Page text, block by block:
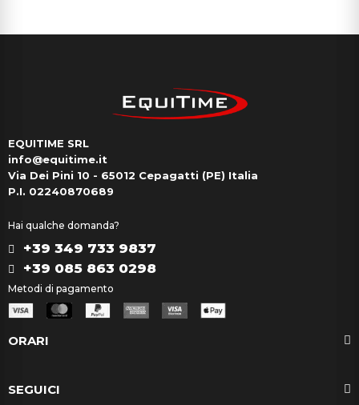
EQUITIME SRL
info@equitime.it
Via Dei Pini 10 - 65012 Cepagatti (PE) Italia
P.I. 02240870689
Hai qualche domanda?
+39 349 733 9837
+39 085 863 0298
Metodi di pagamento
ORARI
SEGUICI